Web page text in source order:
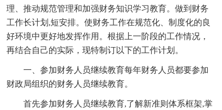
理、推动规范管理和加强财务知识学习教育。做到财务
工作长计划,短安排。使财务工作在规范化、制度化的良
好环境中更好地发挥作用。根据上一阶段的工作情况，
再结合自己的实际，现特制订以下的工作计划。
一、参加财务人员继续教育每年财务人员都要参加
财政局组织的财务人员继续教育。
首先参加财务人员继续教育,了解新准则体系框架,掌